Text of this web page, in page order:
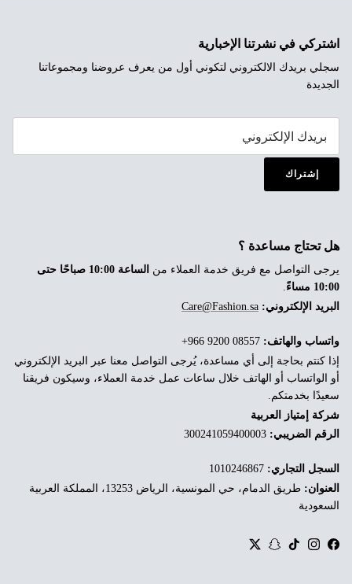
اشتركي في نشرتنا الإخبارية
سجلي بريدك الالكتروني لتكوني أول من يعرف عروضنا ومجموعاتنا
الجديدة
إشتراك
هل تحتاج مساعدة ؟
يرجى التواصل مع فريق خدمة العملاء من
الساعة 10:00 صباحًا حتى
10:00 مساءً
.
البريد الإلكتروني: Care@Fashion.sa
واتساب والهاتف:
إذا كنتم بحاجة إلى أي مساعدة، يُرجى التواصل معنا عبر البريد الإلكتروني
أو الواتساب أو الهاتف خلال ساعات عمل خدمة العملاء، وسيكون فريقنا
سعيدًا بخدمتكم.
شركة إمتياز العربية
الرقم الضريبي:
السجل التجاري:
العنوان:
طريق الدمام، حي المونسية، الرياض 13253، المملكة العربية
السعودية
Facebook
Instagram
TikTok
Snapchat
Twitter